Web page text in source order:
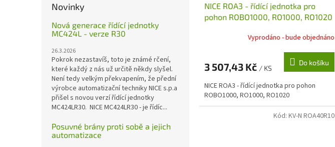
Novinky
Nová generace řídící jednotky
MC424L - verze R30
26.3.2026
Pokrok nezastavíš, toto je známé rčení,
které každý z nás už určitě někdy slyšel.
Není tedy velkým překvapením, že přední
výrobce automatizační techniky NICE s.p.a
přišel s novou verzí řídící jednotky
MC424LR30. NICE MC424LR30 - je řídíc...
Posuvné brány proti sobě a jejich
automatizace
NICE ROA3 - řídící jednotka pro
pohon ROBO1000, RO1000, RO1020
Vyprodáno - bude objednáno
3 507,43 Kč / KS
Do košíku
NICE ROA3 - řídící jednotka pro pohon
ROBO1000, RO1000, RO1020
Kód: KV-N ROA40R10